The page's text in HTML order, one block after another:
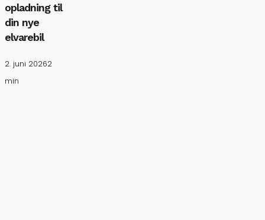
1
års
fri
opladning
opladning til
din nye
elvarebil
2. juni 20262
min